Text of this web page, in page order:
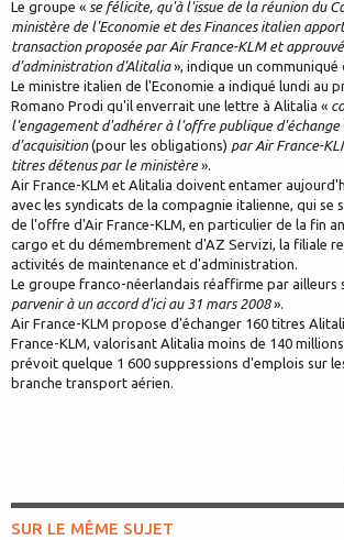
Le groupe « se félicite, qu'à l'issue de la réunion du
ministère de l'Economie et des Finances italien
transaction proposée par Air France-KLM et
d'administration d'Alitalia», indique un communiqué
Le ministre italien de l'Economie a indiqué lundi au
Romano Prodi qu'il enverrait une lettre à Alitalia «
l'engagement d'adhérer à l'offre publique d'échange
d'acquisition(pour les obligations) par Air France-
titres détenus par le ministère».
Air France-KLM et Alitalia doivent entamer
avec les syndicats de la compagnie italienne, qui se
de l'offre d'Air France-KLM, en particulier de la fin
cargo et du démembrement d'AZ Servizi, la filiale
activités de maintenance et d'administration.
Le groupe franco-néerlandais réaffirme par ailleurs
parvenir à un accord d'ici au 31 mars 2008».
Air France-KLM propose d'échanger 160 titres
France-KLM, valorisant Alitalia moins de 140
prévoit quelque 1 600 suppressions d'emplois sur
branche transport aérien.
SUR LE MÊME SUJET